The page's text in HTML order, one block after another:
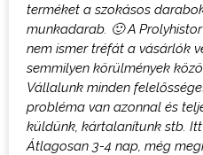
terméket a szokásos
munkadarab. 🙂 A
nem ismer tréfát a vásárlók
semmilyen körülmények
Vállalunk minden
probléma van azonnal és
küldünk, kártalanítunk stb.
Átlagosan 3-4 nap, még